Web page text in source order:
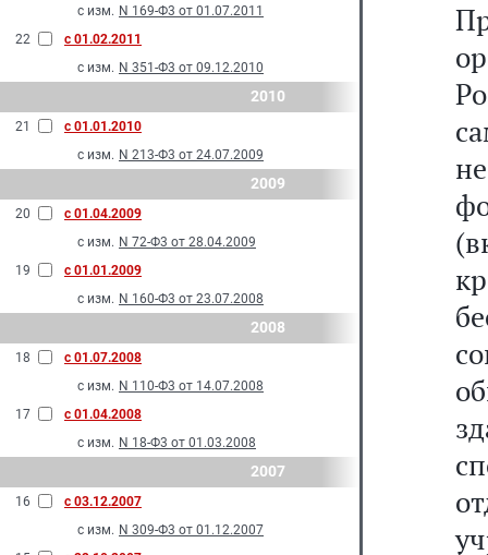
с изм. N 169-Ф3 от 01.07.2011
22
с 01.02.2011
с изм. N 351-Ф3 от 09.12.2010
2010
21
с 01.01.2010
с изм. N 213-Ф3 от 24.07.2009
2009
20
с 01.04.2009
с изм. N 72-Ф3 от 28.04.2009
19
с 01.01.2009
с изм. N 160-Ф3 от 23.07.2008
2008
18
с 01.07.2008
с изм. N 110-Ф3 от 14.07.2008
17
с 01.04.2008
с изм. N 18-Ф3 от 01.03.2008
2007
16
с 03.12.2007
с изм. N 309-Ф3 от 01.12.2007